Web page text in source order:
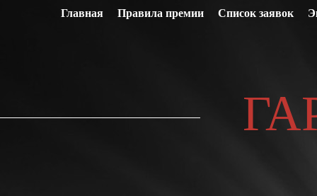
Главная Правила премии Список заявок